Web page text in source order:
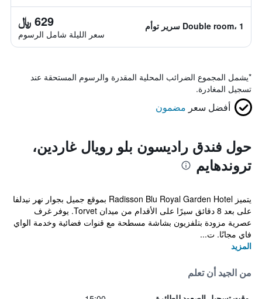
Double room، 1 سرير توأم 629 ﷼
سعر الليلة شامل الرسوم
*يشمل المجموع الضرائب المحلية المقدرة والرسوم المستحقة عند
تسجيل المغادرة.
أفضل سعر مضمون
حول فندق راديسون بلو رويال غاردين،
تروندهايم
يتميز Radisson Blu Royal Garden Hotel بموقع جميل بجوار نهر نيدلفا
على بعد 8 دقائق سيرًا على الأقدام من ميدان Torvet. يوفر غرف
عصرية مزودة بتلفزيون بشاشة مسطحة مع قنوات فضائية وخدمة الواي
فاي مجانًا. ت...
المزيد
من الجيد أن تعلم